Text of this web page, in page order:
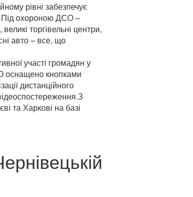
рівні забезпечує
Під охороною ДСО –
торгівельні центри,
авто – все, що
участі громадян у
оснащено кнопками
дистанційного
та Харкові на базі